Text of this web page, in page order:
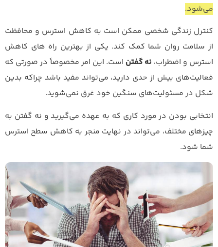
می‌شود.
کنترل زندگی شخصی ممکن است به کاهش استرس و محافظت
از سلامت روان شما کمک کند. یکی از بهترین راه های کاهش
استرس و اضطراب، نه گفتن است. این امر مخصوصاً در صورتی که
فعالیت‌های بیش از حدی دارید، می‌تواند مفید باشد چراکه بدین
شکل در مسئولیت‌های سنگین خود غرق نمی‌شوید.
انتخابی بودن در مورد کاری که به عهده می‌گیرید و نه گفتن به
چیزهای مختلف، می‌تواند در نهایت منجر به کاهش سطح استرس
شما شود.